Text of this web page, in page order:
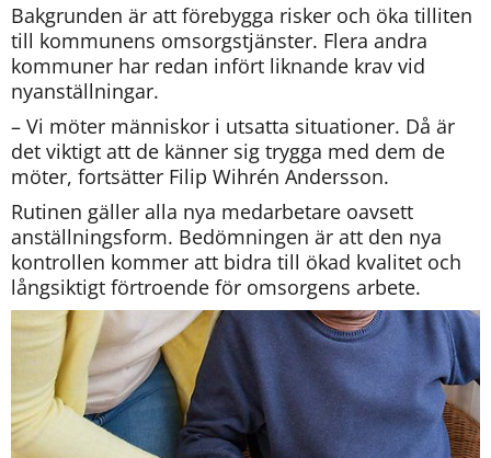
Bakgrunden är att förebygga risker och öka tilliten
till kommunens omsorgstjänster. Flera andra
kommuner har redan infört liknande krav vid
nyanställningar.
– Vi möter människor i utsatta situationer. Då är
det viktigt att de känner sig trygga med dem de
möter, fortsätter Filip Wihrén Andersson.
Rutinen gäller alla nya medarbetare oavsett
anställningsform. Bedömningen är att den nya
kontrollen kommer att bidra till ökad kvalitet och
långsiktigt förtroende för omsorgens arbete.